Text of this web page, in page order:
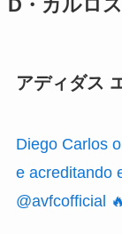
D・カルロ
アディダス
Diego Carlos
e acreditando
@avfcofficial 🔥